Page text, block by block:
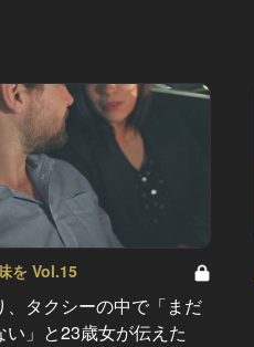
を Vol.15
、タクシーの中で「まだ
い」と23歳女が伝えた